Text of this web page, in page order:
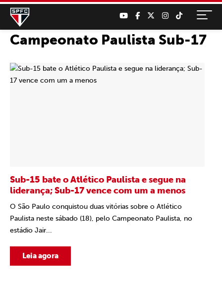
Campeonato Paulista Sub-17
Sub-15 bate o Atlético Paulista e segue na
liderança; Sub-17 vence com um a menos
O São Paulo conquistou duas vitórias sobre o Atlético
Paulista neste sábado (18), pelo Campeonato Paulista, no
estádio Jair...
Leia agora